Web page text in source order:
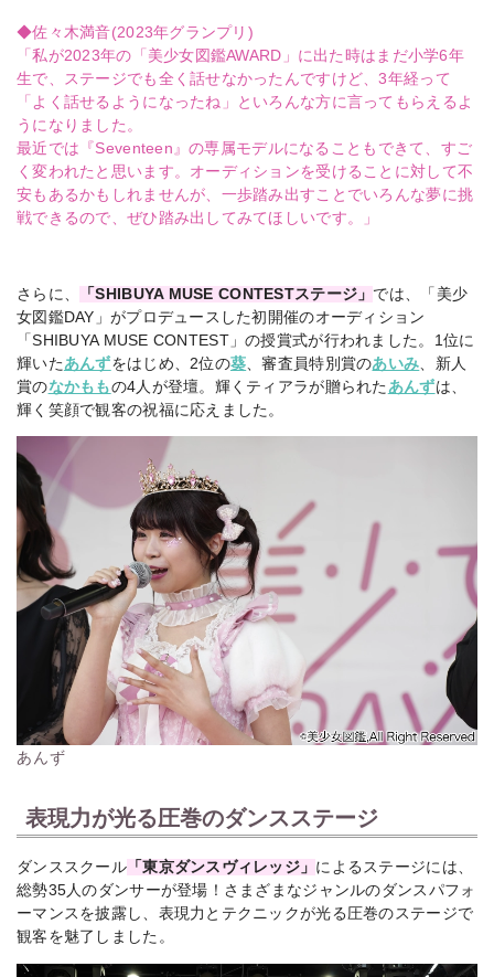
◆佐々木満音(2023年グランプリ)
「私が2023年の「美少女図鑑AWARD」に出た時はまだ小学6年
生で、ステージでも全く話せなかったんですけど、3年経って
「よく話せるようになったね」といろんな方に言ってもらえるよ
うになりました。
最近では『Seventeen』の専属モデルになることもできて、すご
く変われたと思います。オーディションを受けることに対して不
安もあるかもしれませんが、一歩踏み出すことでいろんな夢に挑
戦できるので、ぜひ踏み出してみてほしいです。」
さらに、 「SHIBUYA MUSE CONTESTステージ」 では、「美少
女図鑑DAY」がプロデュースした初開催のオーディション
「SHIBUYA MUSE CONTEST」の授賞式が行われました。1位に
輝いたあんずをはじめ、2位の葵 、審査員特別賞のあいみ 、新人
賞のなかももの4人が登壇。輝くティアラが贈られた あんずは、
輝く笑顔で観客の祝福に応えました。
あんず
表現力が光る圧巻のダンスステージ
ダンススクール「東京ダンスヴィレッジ」 によるステージには、
総勢35人のダンサーが登場！さまざまなジャンルのダンスパフォ
ーマンスを披露し、表現力とテクニックが光る圧巻のステージで
観客を魅了しました。